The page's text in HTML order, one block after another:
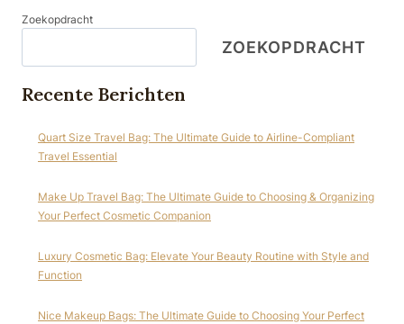
Zoekopdracht
ZOEKOPDRACHT
Recente Berichten
Quart Size Travel Bag: The Ultimate Guide to Airline-Compliant
Travel Essential
Make Up Travel Bag: The Ultimate Guide to Choosing & Organizing
Your Perfect Cosmetic Companion
Luxury Cosmetic Bag: Elevate Your Beauty Routine with Style and
Function
Nice Makeup Bags: The Ultimate Guide to Choosing Your Perfect